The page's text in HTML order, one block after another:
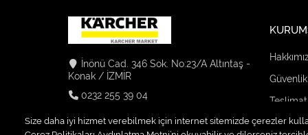
İnönü Cad. 346 Sok. No:23/A Altıntaş -
Konak / İZMİR
0232 255 39 04
Güvenlik
Kargo
Size daha iyi hizmet verebilmek için internet sitemizde çerezler